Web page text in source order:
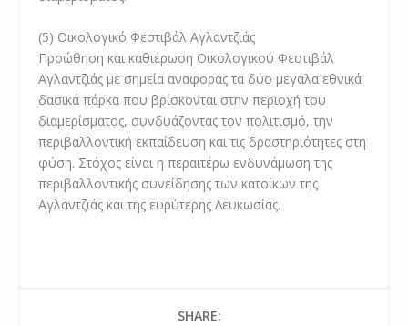
(5) Οικολογικό Φεστιβάλ Αγλαντζιάς
Προώθηση και καθιέρωση Οικολογικού Φεστιβάλ
Αγλαντζιάς με σημεία αναφοράς τα δύο μεγάλα εθνικά
δασικά πάρκα που βρίσκονται στην περιοχή του
διαμερίσματος, συνδυάζοντας τον πολιτισμό, την
περιβαλλοντική εκπαίδευση και τις δραστηριότητες στη
φύση. Στόχος είναι η περαιτέρω ενδυνάμωση της
περιβαλλοντικής συνείδησης των κατοίκων της
Αγλαντζιάς και της ευρύτερης Λευκωσίας.
SHARE: